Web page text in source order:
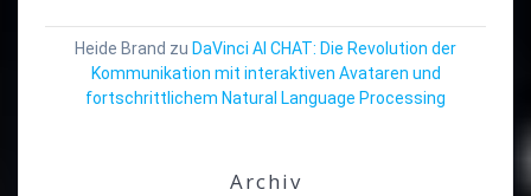
Heide Brand zu DaVinci AI CHAT: Die Revolution der
Kommunikation mit interaktiven Avataren und
fortschrittlichem Natural Language Processing
Archiv